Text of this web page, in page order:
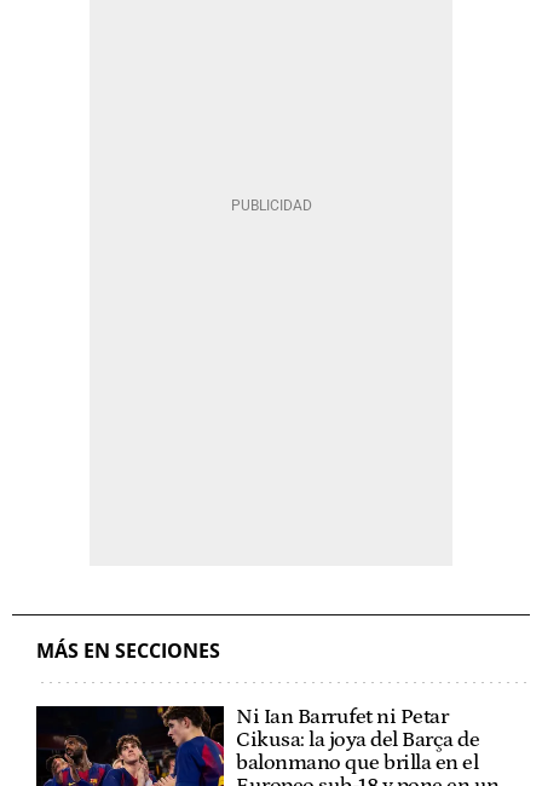
MÁS EN SECCIONES
Ni Ian Barrufet ni Petar
Cikusa: la joya del Barça de
balonmano que brilla en el